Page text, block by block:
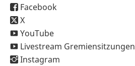
Facebook
X
YouTube
Livestream Gremiensitzungen
Instagram